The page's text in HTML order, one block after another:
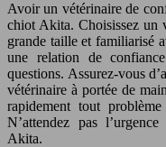
Avoir un vétérinaire de
chiot Akita. Choisissez un
grande taille et familiarisé
une relation de
questions. Assurez-vous
vétérinaire à portée de
rapidement tout
N’attendez pas
Akita.